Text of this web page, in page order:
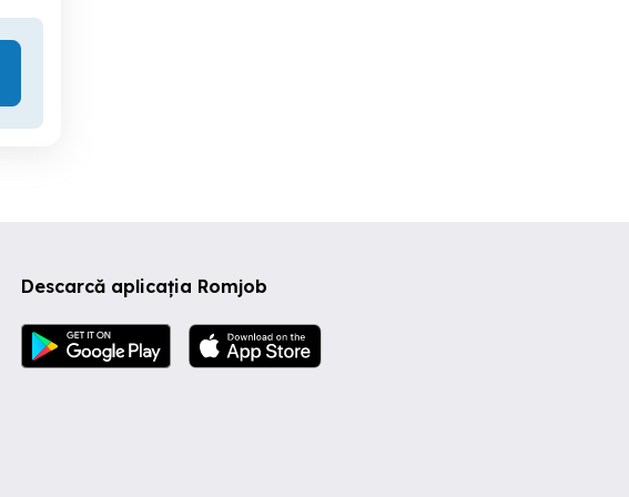
Descarcă aplicația Romjob